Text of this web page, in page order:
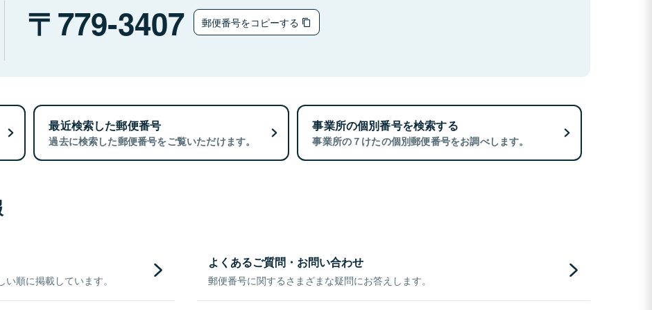
779-3407 郵便番号をコピーする
最近検索した郵便番号
過去に検索した郵便番号をご覧いただけます。
事業所の個別番号を検索する
事業所の７けたの個別郵便番号をお調べします。
順に掲載しています。
よくあるご質問・お問い合わせ
郵便番号に関するさまざまな疑問にお答えします。